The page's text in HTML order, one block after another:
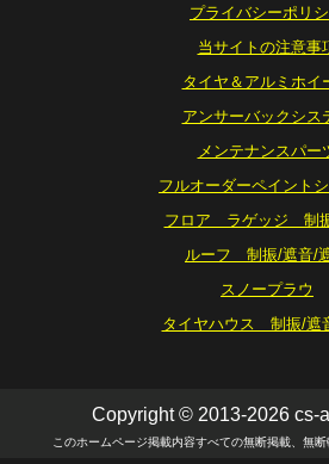
プライバシーポリ
当サイトの注意事
タイヤ＆アルミホイ
アンサーバックシス
メンテナンスパー
フルオーダーペイント
フロア ラゲッジ 制
ルーフ 制振/遮音/
スノープラウ
タイヤハウス 制振/遮
Copyright © 2013-2026 cs-
このホームページ掲載内容すべての無断掲載、無断